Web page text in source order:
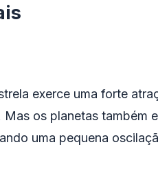
exerce uma forte
os planetas também
uma pequena